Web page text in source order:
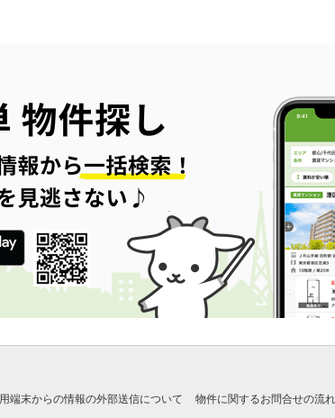
端末からの情報の外部送信について 物件に関するお問合せの流れ